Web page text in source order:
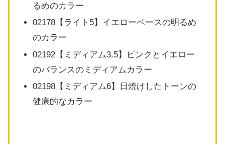
るめのカラー
02178【ライト5】イエローベースの明るめ
のカラー
02192【ミディアム3.5】ピンクとイエロー
のバランスのミディアムカラー
02198【ミディアム6】日焼けしたトーンの
健康的なカラー